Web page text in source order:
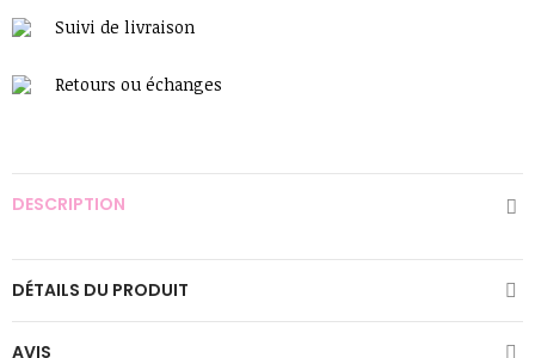
Suivi de livraison
Retours ou échanges
DESCRIPTION
DÉTAILS DU PRODUIT
AVIS